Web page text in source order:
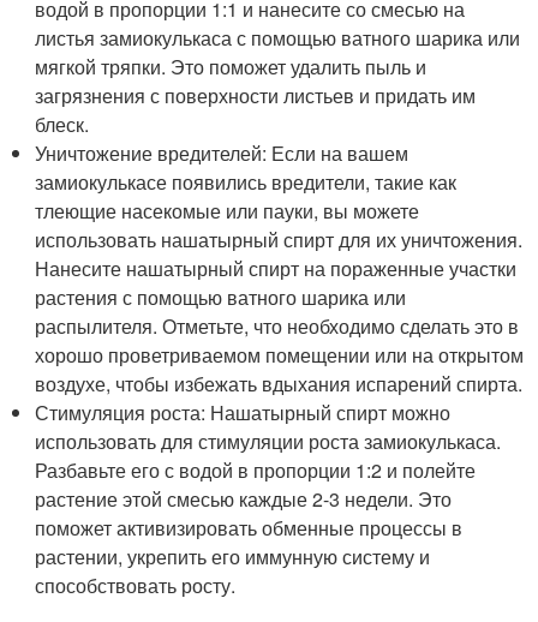
водой в пропорции 1:1 и нанесите со смесью на
листья замиокулькаса с помощью ватного шарика или
мягкой тряпки. Это поможет удалить пыль и
загрязнения с поверхности листьев и придать им
блеск.
Уничтожение вредителей: Если на вашем
замиокулькасе появились вредители, такие как
тлеющие насекомые или пауки, вы можете
использовать нашатырный спирт для их уничтожения.
Нанесите нашатырный спирт на пораженные участки
растения с помощью ватного шарика или
распылителя. Отметьте, что необходимо сделать это в
хорошо проветриваемом помещении или на открытом
воздухе, чтобы избежать вдыхания испарений спирта.
Стимуляция роста: Нашатырный спирт можно
использовать для стимуляции роста замиокулькаса.
Разбавьте его с водой в пропорции 1:2 и полейте
растение этой смесью каждые 2-3 недели. Это
поможет активизировать обменные процессы в
растении, укрепить его иммунную систему и
способствовать росту.